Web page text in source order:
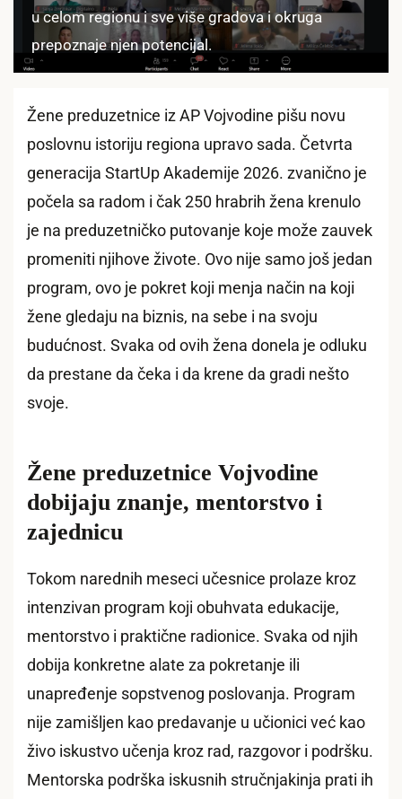
u celom regionu i sve više gradova i okruga
prepoznaje njen potencijal.
Žene preduzetnice iz AP Vojvodine pišu novu
poslovnu istoriju regiona upravo sada. Četvrta
generacija StartUp Akademije 2026. zvanično je
počela sa radom i čak 250 hrabrih žena krenulo
je na preduzetničko putovanje koje može zauvek
promeniti njihove živote. Ovo nije samo još jedan
program, ovo je pokret koji menja način na koji
žene gledaju na biznis, na sebe i na svoju
budućnost. Svaka od ovih žena donela je odluku
da prestane da čeka i da krene da gradi nešto
svoje.
Žene preduzetnice Vojvodine
dobijaju znanje, mentorstvo i
zajednicu
Tokom narednih meseci učesnice prolaze kroz
intenzivan program koji obuhvata edukacije,
mentorstvo i praktične radionice. Svaka od njih
dobija konkretne alate za pokretanje ili
unapređenje sopstvenog poslovanja. Program
nije zamišljen kao predavanje u učionici već kao
živo iskustvo učenja kroz rad, razgovor i podršku.
Mentorska podrška iskusnih stručnjakinja prati ih